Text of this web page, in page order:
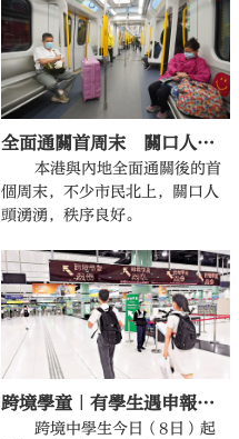
全面通關首周末 關口人頭湧湧秩序良好
本港與內地全面通關後的首
個周末，不少市民北上，關口人
頭湧湧，秩序良好。
跨境學童｜有學生遇申報麻煩 口岸巴士班次少致遲到
跨境中學生今日（8日）起